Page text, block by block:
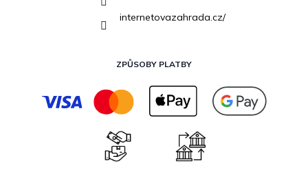
internetovazahrada.cz/
ZPŮSOBY PLATBY